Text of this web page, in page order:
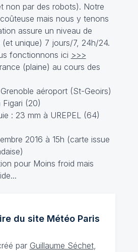
non par des robots). Notre
mais nous y tenons
assure un niveau de
unique) 7 jours/7, 24h/24.
fonctionnons ici >>>
(plaine) au cours des
aéroport (St-Geoirs)
Figari (20)
: 23 mm à UREPEL (64)
2016 à 15h (carte issue
du site MétéoParis
par Guillaume Séchet,